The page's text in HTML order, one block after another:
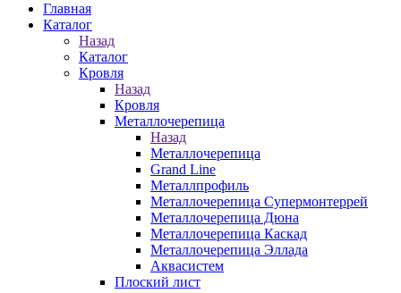
Главная
Каталог
Назад
Каталог
Кровля
Назад
Кровля
Металлочерепица
Назад
Металлочерепица
Grand Line
Металлпрофиль
Металлочерепица Супермонтеррей
Металлочерепица Дюна
Металлочерепица Каскад
Металлочерепица Эллада
Аквасистем
Плоский лист